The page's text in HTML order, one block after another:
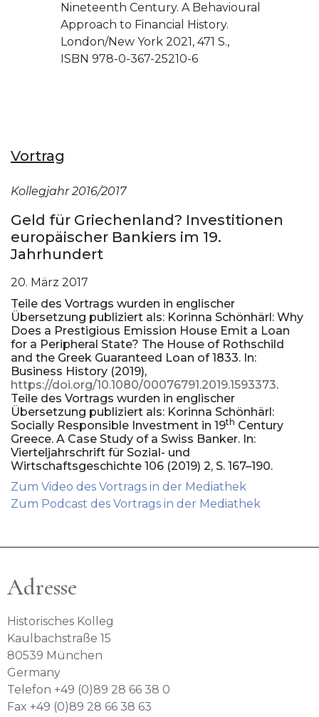
Nineteenth Century. A Behavioural
Approach to Financial History.
London/New York 2021, 471 S.,
ISBN 978-0-367-25210-6
Vortrag
Kollegjahr 2016/2017
Geld für Griechenland? Investitionen
europäischer Bankiers im 19.
Jahrhundert
20. März 2017
Teile des Vortrags wurden in englischer
Übersetzung publiziert als: Korinna Schönhärl: Why
Does a Prestigious Emission House Emit a Loan
for a Peripheral State? The House of Rothschild
and the Greek Guaranteed Loan of 1833. In:
Business History (2019),
https://doi.org/10.1080/00076791.2019.1593373.
Teile des Vortrags wurden in englischer
Übersetzung publiziert als: Korinna Schönhärl:
Socially Responsible Investment in 19th Century
Greece. A Case Study of a Swiss Banker. In:
Vierteljahrschrift für Sozial- und
Wirtschaftsgeschichte 106 (2019) 2, S. 167–190.
Zum Video des Vortrags in der Mediathek
Zum Podcast des Vortrags in der Mediathek
Adresse
Historisches Kolleg
Kaulbachstraße 15
80539 München
Germany
Telefon +49 (0)89 28 66 38 0
Fax +49 (0)89 28 66 38 63